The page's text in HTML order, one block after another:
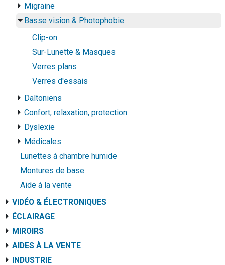
Migraine
Basse vision & Photophobie
Clip-on
Sur-Lunette & Masques
Verres plans
Verres d'essais
Daltoniens
Confort, relaxation, protection
Dyslexie
Médicales
Lunettes à chambre humide
Montures de base
Aide à la vente
VIDÉO & ÉLECTRONIQUES
ÉCLAIRAGE
MIROIRS
AIDES À LA VENTE
INDUSTRIE